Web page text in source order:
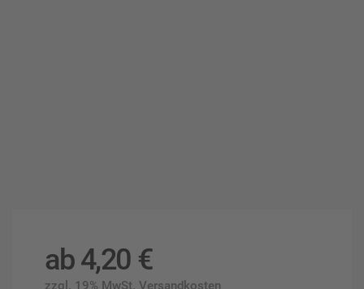
ab4,20 €
zzgl. 19% MwSt. Versandkosten